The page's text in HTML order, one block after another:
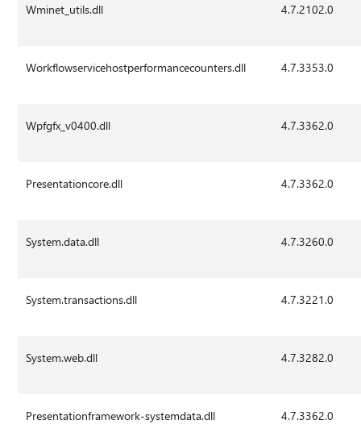
Wminet_utils.dll 4.7.2102.0
Workflowservicehostperformancecounters.dll 4.7.3353.0
Wpfgfx_v0400.dll 4.7.3362.0
Presentationcore.dll 4.7.3362.0
System.data.dll 4.7.3260.0
System.transactions.dll 4.7.3221.0
System.web.dll 4.7.3282.0
Presentationframework-systemdata.dll 4.7.3362.0